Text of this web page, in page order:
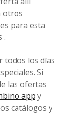
otros
para esta
.
todos los días
Si
las ofertas
app y
catálogos y